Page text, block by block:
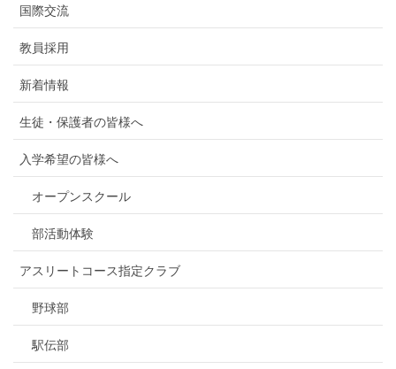
国際交流
教員採用
新着情報
生徒・保護者の皆様へ
入学希望の皆様へ
オープンスクール
部活動体験
アスリートコース指定クラブ
野球部
駅伝部